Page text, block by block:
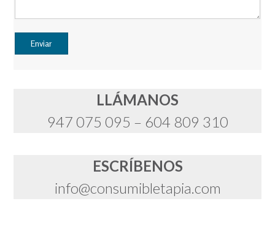
LLÁMANOS
947 075 095 – 604 809 310
ESCRÍBENOS
info@consumibletapia.com